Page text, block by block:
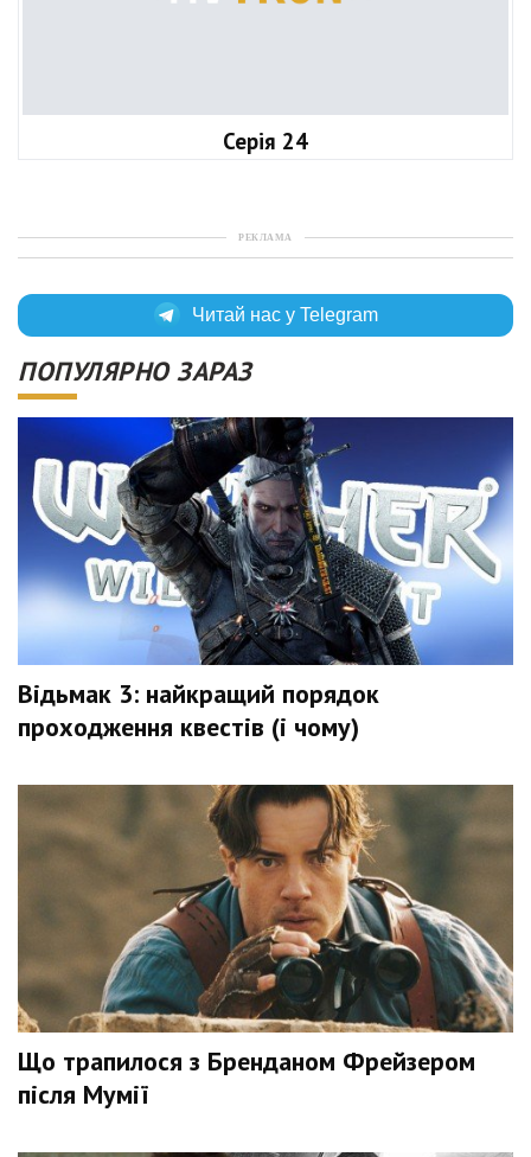
Серія 24
РЕКЛАМА
Читай нас у Telegram
ПОПУЛЯРНО ЗАРАЗ
Відьмак 3: найкращий порядок
проходження квестів (і чому)
Що трапилося з Бренданом Фрейзером
після Мумії